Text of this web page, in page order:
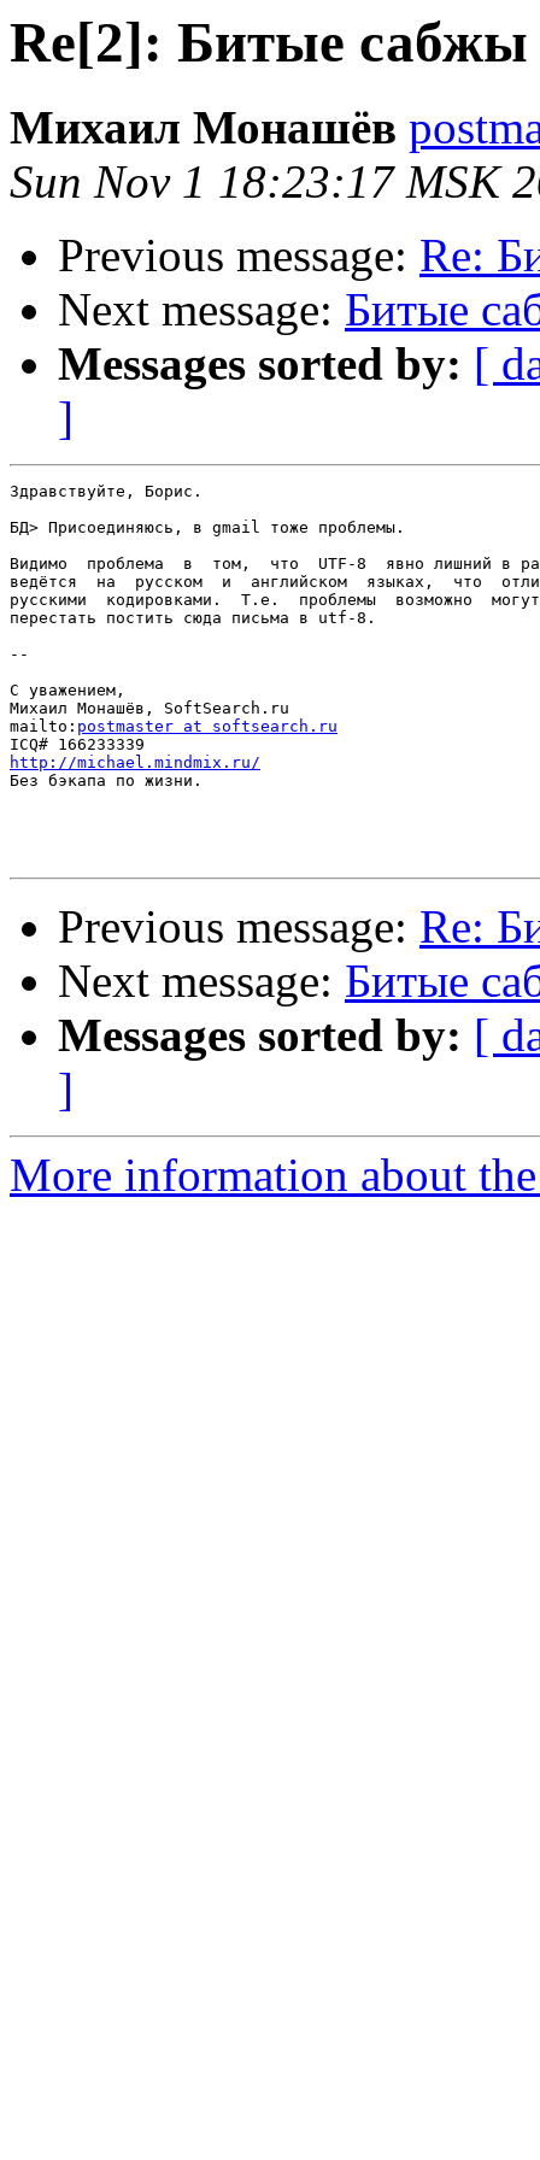
Re[2]: Битые сабжы
Михаил Монашёв
Sun Nov 1 18:23:17 MSK
Previous message: Re:
Next message: Битые
Messages sorted by: [
]
Здравствуйте, Борис.
БД> Присоединяюсь, в gmail тоже проблемы.
Видимо  проблема  в  том,  что  UTF-8  явно лишний в
ведётся  на  русском  и  английском  языках,  что
русскими  кодировками.  Т.е.  проблемы  возможно
перестать постить сюда письма в utf-8.
--
С уважением,
Михаил Монашёв, SoftSearch.ru
mailto: postmaster at softsearch.ru
http://michael.mindmix.ru/
Без бэкапа по жизни.
Previous message: Re:
Next message: Битые
Messages sorted by: [
]
More information about